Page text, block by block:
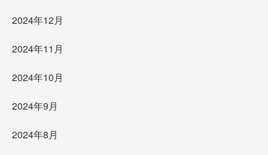
2024年12月
2024年11月
2024年10月
2024年9月
2024年8月